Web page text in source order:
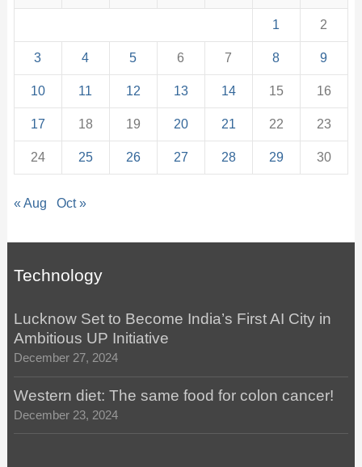
1 2
3 4 5 6 7 8 9
10 11 12 13 14 15 16
17 18 19 20 21 22 23
24 25 26 27 28 29 30
« Aug Oct »
Technology
Lucknow Set to Become India’s First AI City in
Ambitious UP Initiative
December 27, 2024
Western diet: The same food for colon cancer!
December 23, 2024